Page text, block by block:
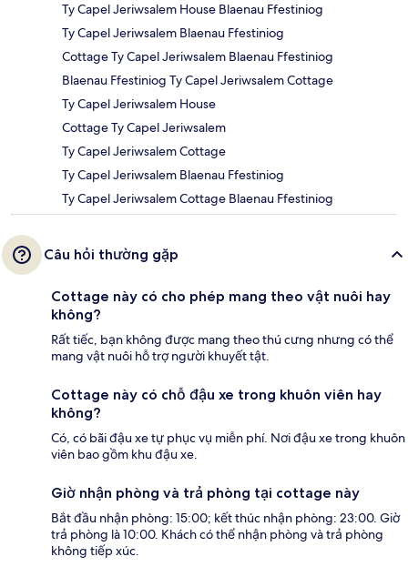
Ty Capel Jeriwsalem House Blaenau Ffestiniog
Ty Capel Jeriwsalem Blaenau Ffestiniog
Cottage Ty Capel Jeriwsalem Blaenau Ffestiniog
Blaenau Ffestiniog Ty Capel Jeriwsalem Cottage
Ty Capel Jeriwsalem House
Cottage Ty Capel Jeriwsalem
Ty Capel Jeriwsalem Cottage
Ty Capel Jeriwsalem Blaenau Ffestiniog
Ty Capel Jeriwsalem Cottage Blaenau Ffestiniog
Câu hỏi thường gặp
Cottage này có cho phép mang theo vật nuôi hay
không?
Rất tiếc, bạn không được mang theo thú cưng nhưng có thể
mang vật nuôi hỗ trợ người khuyết tật.
Cottage này có chỗ đậu xe trong khuôn viên hay
không?
Có, có bãi đậu xe tự phục vụ miễn phí. Nơi đậu xe trong khuôn
viên bao gồm khu đậu xe.
Giờ nhận phòng và trả phòng tại cottage này
Bắt đầu nhận phòng: 15:00; kết thúc nhận phòng: 23:00. Giờ
trả phòng là 10:00. Khách có thể nhận phòng và trả phòng
không tiếp xúc.